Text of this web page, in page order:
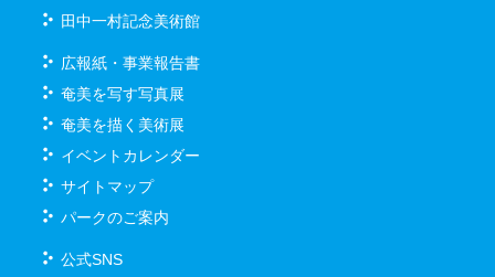
田中一村記念美術館
広報紙・事業報告書
奄美を写す写真展
奄美を描く美術展
イベントカレンダー
サイトマップ
パークのご案内
公式SNS